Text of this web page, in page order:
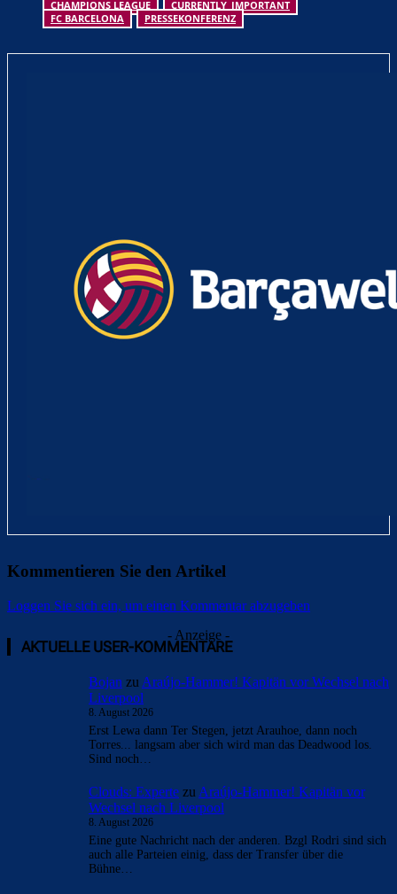
CHAMPIONS LEAGUE
CURRENTLY_IMPORTANT
FC BARCELONA
PRESSEKONFERENZ
Kommentieren Sie den Artikel
Loggen Sie sich ein, um einen Kommentar abzugeben
- Anzeige -
AKTUELLE USER-KOMMENTARE
Bojan zu Araújo-Hammer! Kapitän vor Wechsel nach
Liverpool
8. August 2026
Erst Lewa dann Ter Stegen, jetzt Arauhoe, dann noch
Torres... langsam aber sich wird man das Deadwood los.
Sind noch…
Clouds: Experte zu Araújo-Hammer! Kapitän vor
Wechsel nach Liverpool
8. August 2026
Eine gute Nachricht nach der anderen. Bzgl Rodri sind sich
auch alle Parteien einig, dass der Transfer über die
Bühne…